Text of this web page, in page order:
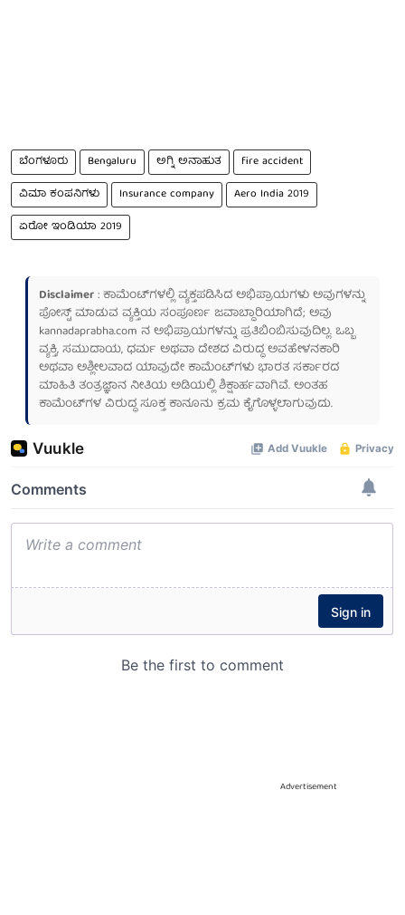
ಬೆಂಗಳೂರು Bengaluru ಅಗ್ನಿ ಅನಾಹುತ
fire accident
ವಿಮಾ ಕಂಪನಿಗಳು
Insurance company
Aero India 2019
ಏರೋ ಇಂಡಿಯಾ 2019
Disclaimer: ಕಾಮೆಂಟ್‌ಗಳಲ್ಲಿ ವ್ಯಕ್ತಪಡಿಸಿದ ಅಭಿಪ್ರಾಯಗಳು ಅವುಗಳನ್ನು
ಪೋಸ್ಟ್ ಮಾಡುವ ವ್ಯಕ್ತಿಯ ಸಂಪೂರ್ಣ ಜವಾಬ್ದಾರಿಯಾಗಿದೆ; ಅವು
kannadaprabha.com ನ ಅಭಿಪ್ರಾಯಗಳನ್ನು ಪ್ರತಿಬಿಂಬಿಸುವುದಿಲ್ಲ. ಒಬ್ಬ
ವ್ಯಕ್ತಿ, ಸಮುದಾಯ, ಧರ್ಮ ಅಥವಾ ದೇಶದ ವಿರುದ್ಧ ಅವಹೇಳನಕಾರಿ
ಅಥವಾ ಅಶ್ಲೀಲವಾದ ಯಾವುದೇ ಕಾಮೆಂಟ್‌ಗಳು ಭಾರತ ಸರ್ಕಾರದ
ಮಾಹಿತಿ ತಂತ್ರಜ್ಞಾನ ನೀತಿಯ ಅಡಿಯಲ್ಲಿ ಶಿಕ್ಷಾರ್ಹವಾಗಿವೆ. ಅಂತಹ
ಕಾಮೆಂಟ್‌ಗಳ ವಿರುದ್ಧ ಸೂಕ್ತ ಕಾನೂನು ಕ್ರಮ ಕೈಗೊಳ್ಳಲಾಗುವುದು.
Advertisement